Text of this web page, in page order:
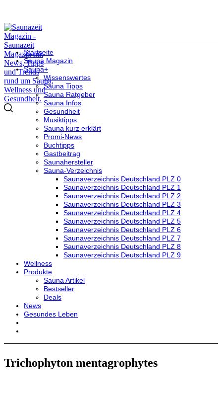
Startseite
Sauna Magazin
Sauna+
Wissenswertes
Sauna Tipps
Sauna Ratgeber
Sauna Infos
Gesundheit
Musiktipps
Sauna kurz erklärt
Promi-News
Buchtipps
Gastbeitrag
Saunahersteller
Sauna-Verzeichnis
Saunaverzeichnis Deutschland PLZ 0
Saunaverzeichnis Deutschland PLZ 1
Saunaverzeichnis Deutschland PLZ 2
Saunaverzeichnis Deutschland PLZ 3
Saunaverzeichnis Deutschland PLZ 4
Saunaverzeichnis Deutschland PLZ 5
Saunaverzeichnis Deutschland PLZ 6
Saunaverzeichnis Deutschland PLZ 7
Saunaverzeichnis Deutschland PLZ 8
Saunaverzeichnis Deutschland PLZ 9
Wellness
Produkte
Sauna Artikel
Bestseller
Deals
News
Gesundes Leben
Trichophyton mentagrophytes